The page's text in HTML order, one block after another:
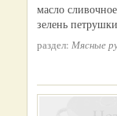
масло
зелень
раздел: Мясные